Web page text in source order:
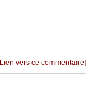
vers ce commentaire]